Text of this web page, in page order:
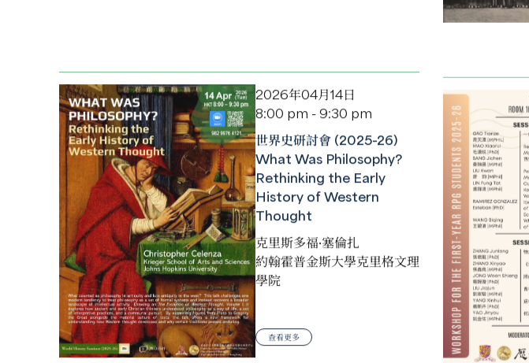
2026年04月14日
8:00 pm - 9:30 pm
世界史研討會 (2025-26)
What Was Philosophy?
Rethinking the Early
History of Western
Thought
克里斯多福·塞倫扎
約翰霍普金斯大學克里格文理
學院
查看更多